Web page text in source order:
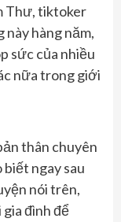
Thư, tiktoker
hàng năm,
sức của nhiều
nữa trong giới
thân chuyên
ngay sau
nói trên,
đình để